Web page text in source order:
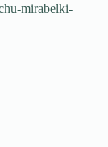
mirabelki-